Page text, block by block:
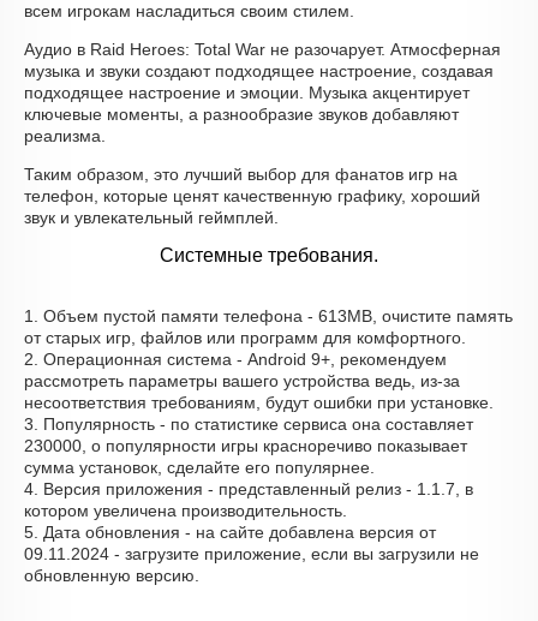
всем игрокам насладиться своим стилем.
Аудио в Raid Heroes: Total War не разочарует. Атмосферная
музыка и звуки создают подходящее настроение, создавая
подходящее настроение и эмоции. Музыка акцентирует
ключевые моменты, а разнообразие звуков добавляют
реализма.
Таким образом, это лучший выбор для фанатов игр на
телефон, которые ценят качественную графику, хороший
звук и увлекательный геймплей.
Системные требования.
1. Объем пустой памяти телефона - 613MB, очистите память
от старых игр, файлов или программ для комфортного.
2. Операционная система - Android 9+, рекомендуем
рассмотреть параметры вашего устройства ведь, из-за
несоответствия требованиям, будут ошибки при установке.
3. Популярность - по статистике сервиса она составляет
230000, о популярности игры красноречиво показывает
сумма установок, сделайте его популярнее.
4. Версия приложения - представленный релиз - 1.1.7, в
котором увеличена производительность.
5. Дата обновления - на сайте добавлена версия от
09.11.2024 - загрузите приложение, если вы загрузили не
обновленную версию.